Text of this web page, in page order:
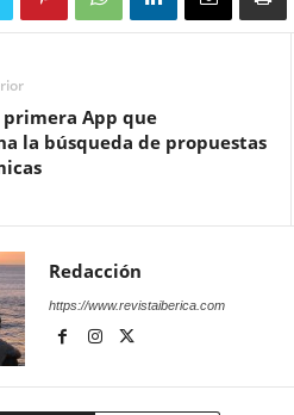
primera App que
la búsqueda de propuestas
Redacción
https://www.revistaiberica.com